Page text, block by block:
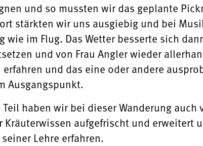
und so mussten wir das geplante
stärkten wir uns ausgiebig und bei
wie im Flug. Das Wetter besserte sich
und von Frau Angler wieder
erfahren und das eine oder andere
Ausgangspunkt.
haben wir bei dieser Wanderung
aufgefrischt und erweitert
Lehre erfahren.